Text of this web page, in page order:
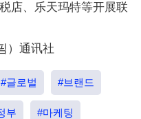
店、乐天玛特等开展联
）通讯社
#글로벌 #브랜드
부 #마케팅